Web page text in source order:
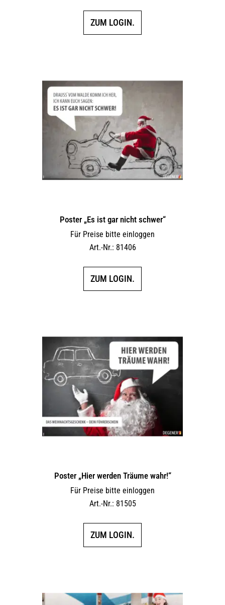
ZUM LOGIN.
Poster „Es ist gar nicht schwer“
Für Preise bitte einloggen
Art.-Nr.: 81406
ZUM LOGIN.
Poster „Hier werden Träume wahr!“
Für Preise bitte einloggen
Art.-Nr.: 81505
ZUM LOGIN.